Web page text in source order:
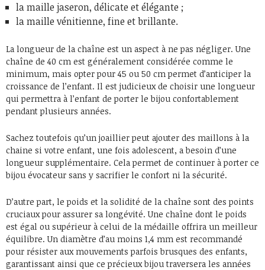
la maille jaseron, délicate et élégante ;
la maille vénitienne, fine et brillante.
La longueur de la chaîne est un aspect à ne pas négliger. Une
chaîne de 40 cm est généralement considérée comme le
minimum, mais opter pour 45 ou 50 cm permet d’anticiper la
croissance de l’enfant. Il est judicieux de choisir une longueur
qui permettra à l’enfant de porter le bijou confortablement
pendant plusieurs années.
Sachez toutefois qu’un joaillier peut ajouter des maillons à la
chaine si votre enfant, une fois adolescent, a besoin d’une
longueur supplémentaire. Cela permet de continuer à porter ce
bijou évocateur sans y sacrifier le confort ni la sécurité.
D’autre part, le poids et la solidité de la chaîne sont des points
cruciaux pour assurer sa longévité. Une chaîne dont le poids
est égal ou supérieur à celui de la médaille offrira un meilleur
équilibre. Un diamètre d’au moins 1,4 mm est recommandé
pour résister aux mouvements parfois brusques des enfants,
garantissant ainsi que ce précieux bijou traversera les années